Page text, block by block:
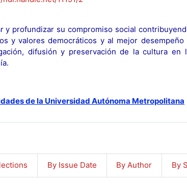
y profundizar su compromiso social
y valores democráticos y al mejor
difusión y preservación de la cultura
de la Universidad Autónoma Metropolitana
By Issue Date By Author By